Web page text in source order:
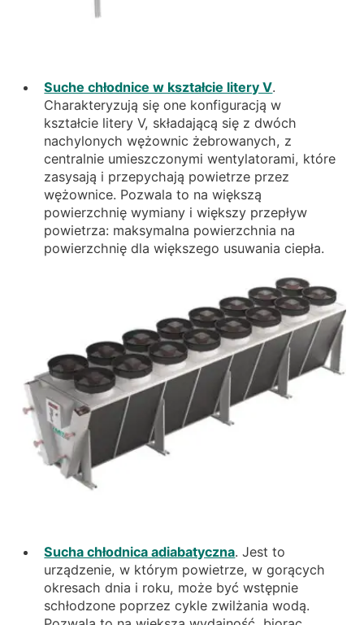
Suche chłodnice w kształcie litery V.
Charakteryzują się one konfiguracją w
kształcie litery V, składającą się z dwóch
nachylonych wężownic żebrowanych, z
centralnie umieszczonymi wentylatorami, które
zasysają i przepychają powietrze przez
wężownice. Pozwala to na większą
powierzchnię wymiany i większy przepływ
powietrza: maksymalna powierzchnia na
powierzchnię dla większego usuwania ciepła.
Sucha chłodnica adiabatyczna. Jest to
urządzenie, w którym powietrze, w gorących
okresach dnia i roku, może być wstępnie
schłodzone poprzez cykle zwilżania wodą.